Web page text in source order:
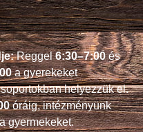
Reggel6:30–7:00és
a gyerekeket
helyezzük el.
óráig, intézményünk
gyermekeket.